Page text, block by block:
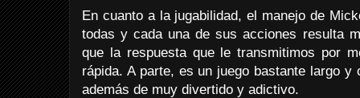
En cuanto a la jugabilidad, el manejo de
todas y cada una de sus acciones resulta
que la respuesta que le transmitimos por
rápida. A parte, es un juego bastante largo
además de muy divertido y adictivo.